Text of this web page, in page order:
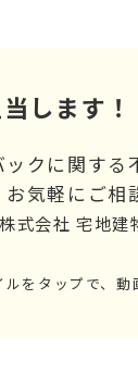
します！
ックに関す
気軽にご相
式会社 宅地建
をタップで、動